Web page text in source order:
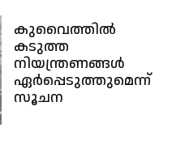
കുവൈത്തിൽ
കടുത്ത
നിയന്ത്രണങ്ങൾ
ഏർപ്പെടുത്തുമെന്ന്
സൂചന